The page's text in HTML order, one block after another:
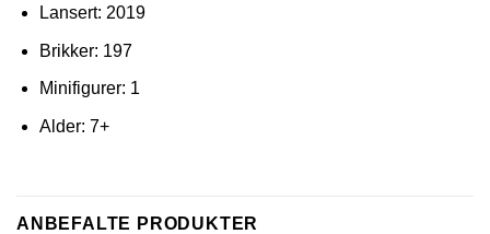
Lansert: 2019
Brikker: 197
Minifigurer: 1
Alder: 7+
ANBEFALTE PRODUKTER